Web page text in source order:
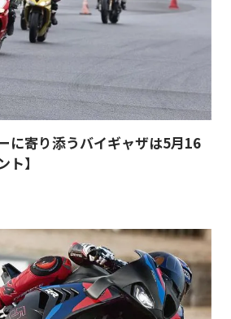
に寄り添うバイギャザは5月16
】